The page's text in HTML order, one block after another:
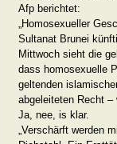
Afp berichtet:
„Homosexueller
Sultanat Brunei
Mittwoch sieht die
dass homosexuelle
geltenden
abgeleiteten Recht –
Ja, nee, is klar.
„Verschärft werden